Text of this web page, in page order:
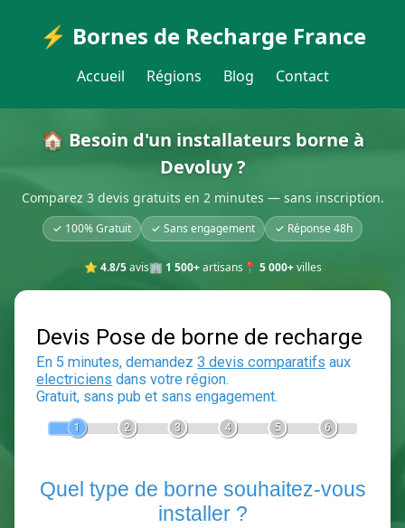
⚡ Bornes de Recharge France
Accueil Régions Blog Contact
🏠 Besoin d'un installateurs borne à
Devoluy ?
Comparez 3 devis gratuits en 2 minutes — sans inscription.
✓ 100% Gratuit ✓ Sans engagement ✓ Réponse 48h
⭐ 4.8/5avis🏢 1 500+artisans 📍 5 000+villes
Devis Pose de borne de
En 5 minutes, demandez3 devis comparatifs
Gratuit, sans pub et sans engagement.
2 3 6